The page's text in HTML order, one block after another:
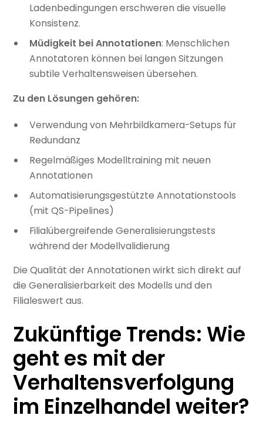
Ladenbedingungen erschweren die visuelle
Konsistenz.
Müdigkeit bei Annotationen: Menschlichen
Annotatoren können bei langen Sitzungen
subtile Verhaltensweisen übersehen.
Zu den Lösungen gehören:
Verwendung von Mehrbildkamera-Setups für
Redundanz
Regelmäßiges Modelltraining mit neuen
Annotationen
Automatisierungsgestützte Annotationstools
(mit QS-Pipelines)
Filialübergreifende Generalisierungstests
während der Modellvalidierung
Die Qualität der Annotationen wirkt sich direkt auf
die Generalisierbarkeit des Modells und den
Filialeswert aus.
Zukünftige Trends: Wie
geht es mit der
Verhaltensverfolgung
im Einzelhandel weiter?